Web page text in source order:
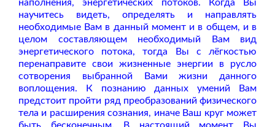
наполнения, энергетических потоков. Когда Вы
научитесь видеть, определять и направлять
необходимые Вам в данный момент и в общем, и в
целом составляющем необходимый Вам вид
энергетического потока, тогда Вы с лёгкостью
перенаправите свои жизненные энергии в русло
сотворения выбранной Вами жизни данного
воплощения. К познанию данных умений Вам
предстоит пройти ряд преобразований физического
тела и расширения сознания, иначе Ваш круг может
быть бесконечным. В настоящий момент Вы